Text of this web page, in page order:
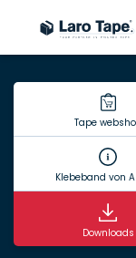
Tape
Klebeband von
Downloads